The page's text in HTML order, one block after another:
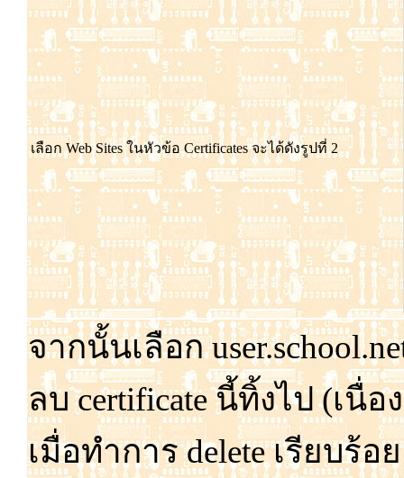
เลือก Web Sites ในหัวข้อ Certificates จะได้ดังรูปที่ 2
จากนั้นเลือก
ลบ certificate นี้ทิ้งไป (เนื่อง
เมื่อทำการ delete เรียบร้อย